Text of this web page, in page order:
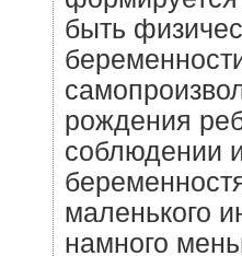
быть
рождения
соблюдении
маленького
намного